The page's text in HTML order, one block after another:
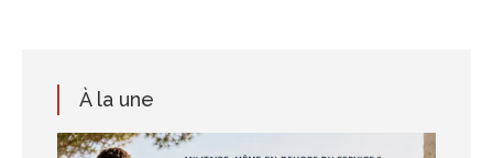
À la une